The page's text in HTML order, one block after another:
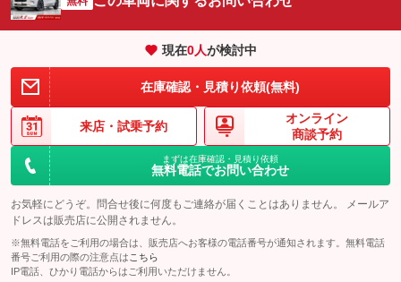
現在0人が検討中
在庫確認・見積り依頼(無料)
来店・ 試乗予約
オンライン
商談予約
まずは在庫確認・見積り依頼
無料電話でお問い合わせ
お気軽にどうぞ。問合せ後に何度もご連絡が届くことはありません。 メールア
ドレスは販売店に公開されません。
※無料電話をご利用の場合は、販売店へお客様の電話番号が通知されます。無料電話
番号ご利用の際の注意点は こちら
IP電話、ひかり電話からはご利用いただけません。